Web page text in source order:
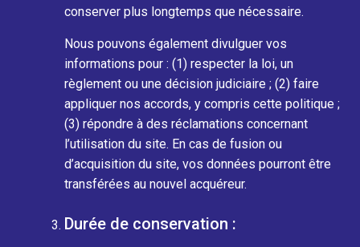
conserver plus longtemps que nécessaire.
Nous pouvons également divulguer vos
informations pour : (1) respecter la loi, un
règlement ou une décision judiciaire ; (2) faire
appliquer nos accords, y compris cette politique ;
(3) répondre à des réclamations concernant
l’utilisation du site. En cas de fusion ou
d’acquisition du site, vos données pourront être
transférées au nouvel acquéreur.
Durée de conservation :